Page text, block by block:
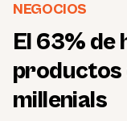
NEGOCIOS
El 63% de
productos
millenials